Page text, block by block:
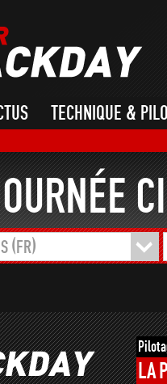
TECHNIQUE &
(FR)
LA